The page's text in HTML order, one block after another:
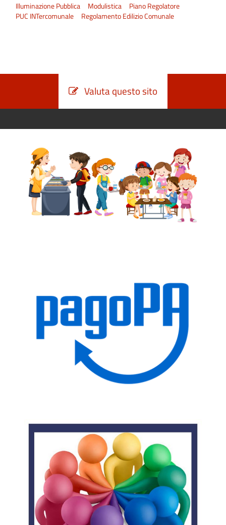
Illuminazione Pubblica Modulistica
Piano Regolatore
PUC INTercomunale
Regolamento Edilizio Comunale
Valuta questo sito